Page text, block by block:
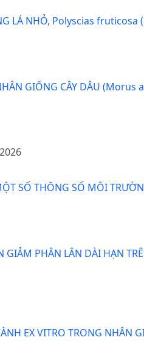
LÁ NHỎ, Polyscias fruticosa
GIỐNG CÂY DÂU (Morus
SỐ THÔNG SỐ MÔI
PHÂN LÂN DÀI HẠN
EX VITRO TRONG NHÂN